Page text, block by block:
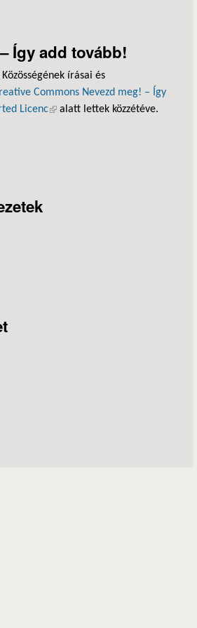
Így add tovább!
írásai és
Commons Nevezd meg! – Így
Licenc(külső hivatkozás)
alatt lettek közzétéve.
hivatkozás)